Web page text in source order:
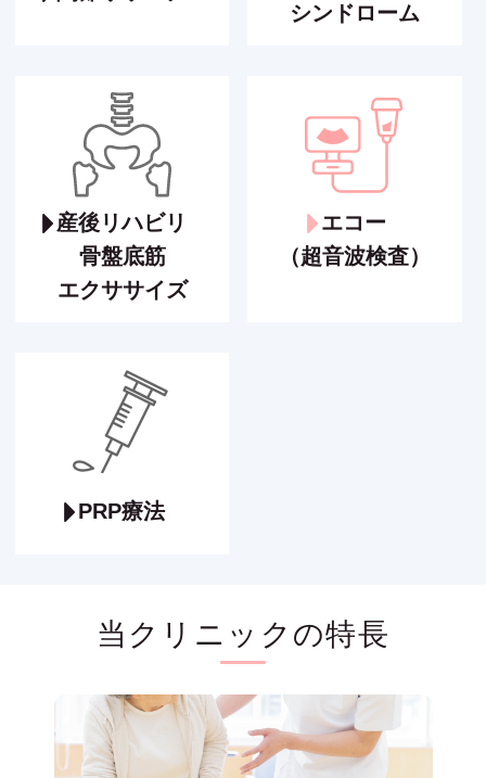
シンドローム
産後リハビリ
骨盤底筋
エクササイズ
エコー
（超音波検査）
PRP療法
当クリニックの特長